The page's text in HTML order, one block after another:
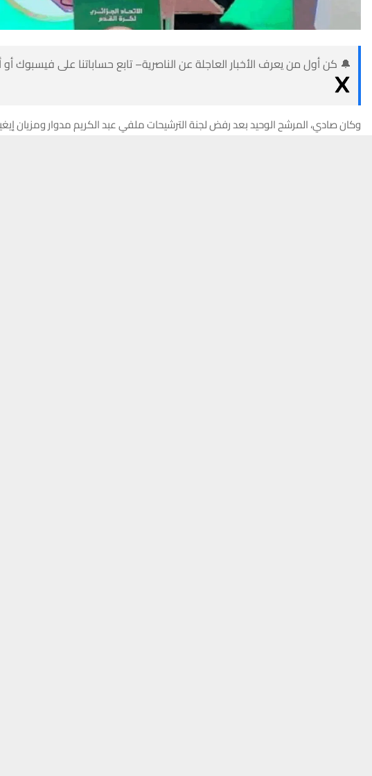
🔔 كن أول من يعرف الأخبار العاجلة عن الناصرية– تابع حساباتنا على فيسبوك
وكان صادي، المرشح الوحيد بعد رفض لجنة الترشيحات ملفي عبد الكريم مدوار ومزيان